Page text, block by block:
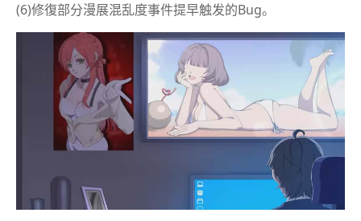
(6)修復部分漫展混乱度事件提早触发的Bug。